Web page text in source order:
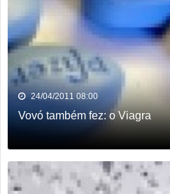
24/04/2011 08:00
Vovó também fez: o Viagra